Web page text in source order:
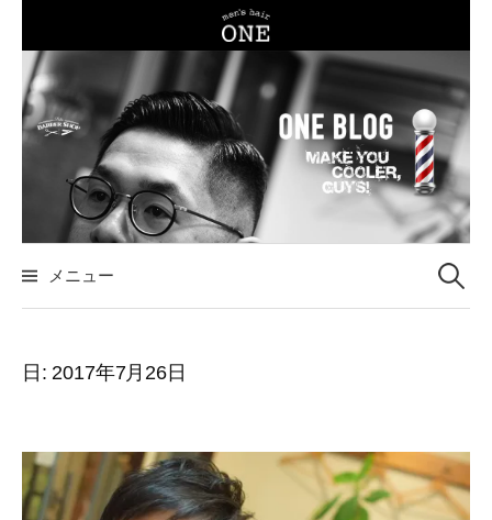
テ
ン
ツ
プ
メニュー 検
日: 2017年7月26日